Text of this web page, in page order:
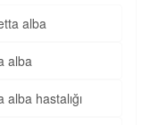
alba
alba
alba hastalığı